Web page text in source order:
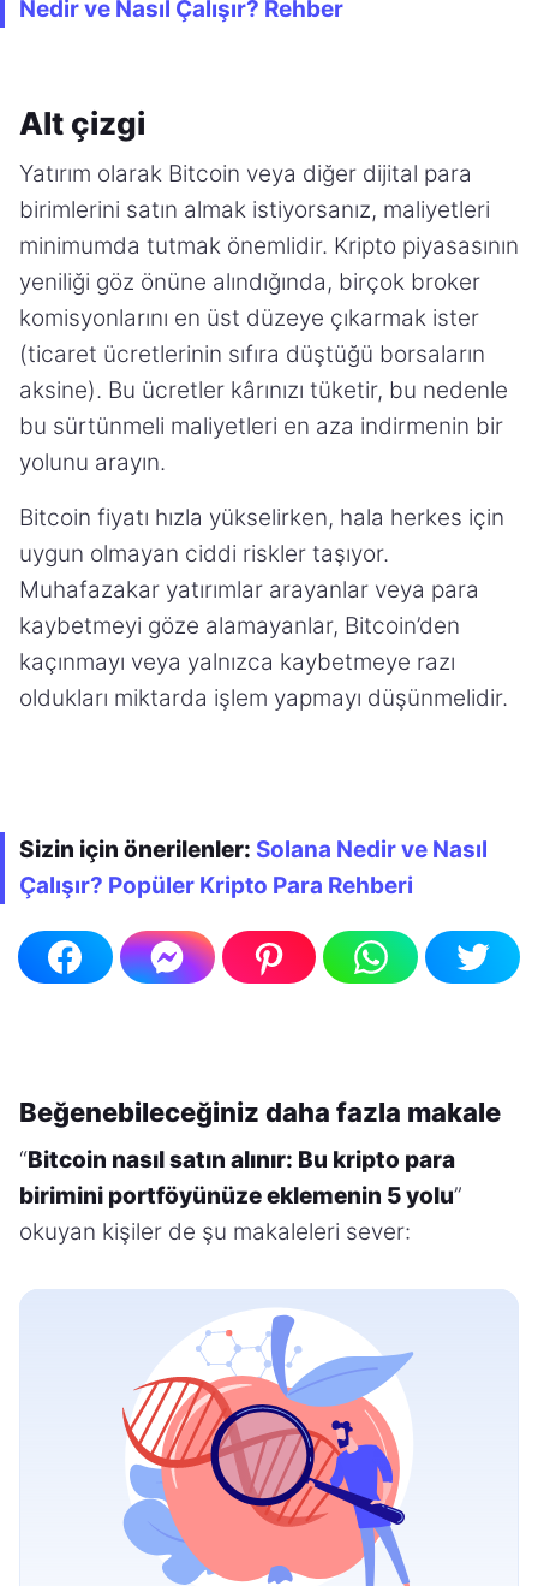
Nedir ve Nasıl Çalışır? Rehber
Alt çizgi
Yatırım olarak Bitcoin veya diğer dijital para
birimlerini satın almak istiyorsanız, maliyetleri
minimumda tutmak önemlidir. Kripto piyasasının
yeniliği göz önüne alındığında, birçok broker
komisyonlarını en üst düzeye çıkarmak ister
(ticaret ücretlerinin sıfıra düştüğü borsaların
aksine). Bu ücretler kârınızı tüketir, bu nedenle
bu sürtünmeli maliyetleri en aza indirmenin bir
yolunu arayın.
Bitcoin fiyatı hızla yükselirken, hala herkes için
uygun olmayan ciddi riskler taşıyor.
Muhafazakar yatırımlar arayanlar veya para
kaybetmeyi göze alamayanlar, Bitcoin’den
kaçınmayı veya yalnızca kaybetmeye razı
oldukları miktarda işlem yapmayı düşünmelidir.
Sizin için önerilenler: Solana Nedir ve Nasıl
Çalışır? Popüler Kripto Para Rehberi
Beğenebileceğiniz daha fazla makale
“Bitcoin nasıl satın alınır: Bu kripto para
birimini portföyünüze eklemenin 5 yolu”
okuyan kişiler de şu makaleleri sever: